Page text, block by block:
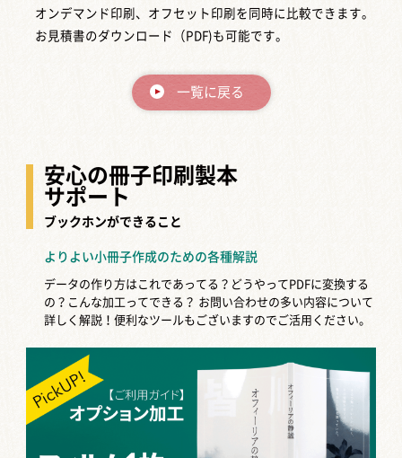
オンデマンド印刷、オフセット印刷を同時に比較できます。
お見積書のダウンロード（PDF)も可能です。
一覧に戻る
安心の冊子印刷製本
サポート
ブックホンができること
よりよい小冊子作成のための各種解説
データの作り方はこれであってる？どうやってPDFに変換する
の？こんな加工ってできる？ お問い合わせの多い内容について
詳しく解説！便利なツールもございますのでご活用ください。